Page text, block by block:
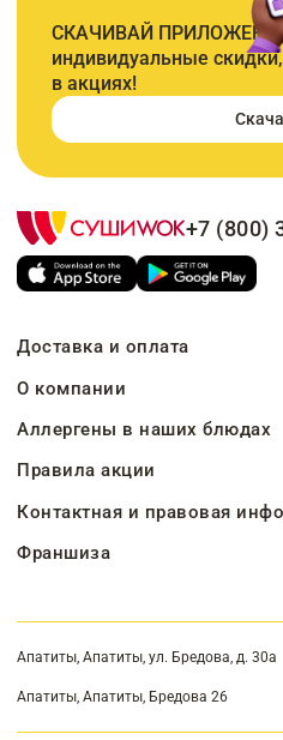
СКАЧИВАЙ ПРИЛОЖЕНИЕ
индивидуальные
в акциях!
+7 (800)
Доставка и оплата
О компании
Аллергены в наших блюдах
Правила акции
Контактная и правовая
Франшиза
Апатиты, Апатиты, ул. Бредова, д. 30а
Апатиты, Апатиты, Бредова 26